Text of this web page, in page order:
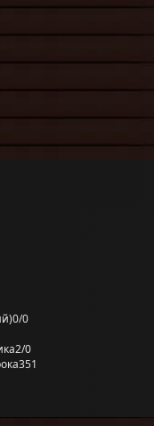
0/0
2/0
351